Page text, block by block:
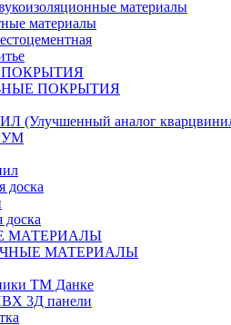
материалы
материалы
ПОКРЫТИЯ
(Улучшенный аналог
доска
доска
МАТЕРИАЛЫ
МАТЕРИАЛЫ
ТМ Данке
3Д панели